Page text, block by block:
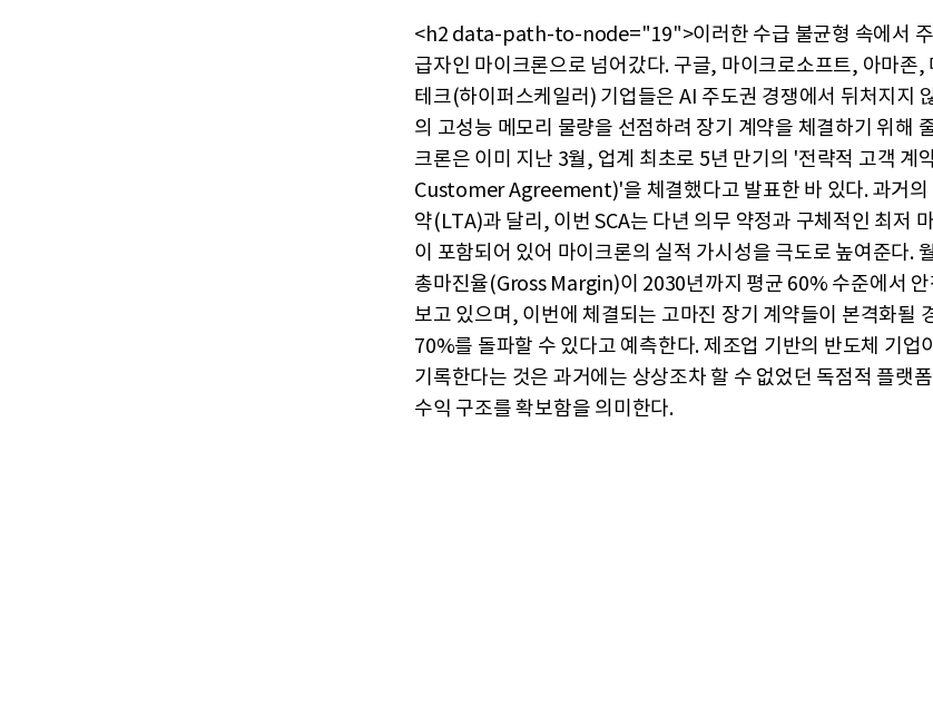
<h2 data-path-to-node="19">이러한 수급 불균형 속에서 주
급자인 마이크론으로 넘어갔다. 구글, 마이크로소프트, 아마존,
테크(하이퍼스케일러) 기업들은 AI 주도권 경쟁에서 뒤처지지
의 고성능 메모리 물량을 선점하려 장기 계약을 체결하기 위해
크론은 이미 지난 3월, 업계 최초로 5년 만기의 '전략적 고객
Customer Agreement)'을 체결했다고 발표한 바 있다. 과거의
약(LTA)과 달리, 이번 SCA는 다년 의무 약정과 구체적인 최저
이 포함되어 있어 마이크론의 실적 가시성을 극도로 높여준다.
총마진율(Gross Margin)이 2030년까지 평균 60% 수준에서
보고 있으며, 이번에 체결되는 고마진 장기 계약들이 본격화될
70%를 돌파할 수 있다고 예측한다. 제조업 기반의 반도체 기업
기록한다는 것은 과거에는 상상조차 할 수 없었던 독점적 플랫
수익 구조를 확보함을 의미한다.